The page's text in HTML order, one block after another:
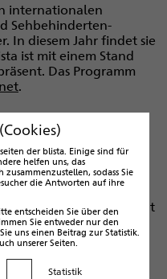
internationalen
Sehbehinderten-
In diesem Jahr findet sie
ist mit einem Stand
Das Programm
.
12-14 Uhr
blista-Malatelier
Schüler*innen beteiligt
Auktion mit Gottlob
Weidenhausen. Im
Marburg - 40 Jahre
behinderter
der blista. Einige sind für
helfen uns, das
sodass Sie
die Antworten auf ihre
entscheiden Sie über den
Sie entweder nur den
uns einen Beitrag zur Statistik.
unserer Seiten.
Statistik